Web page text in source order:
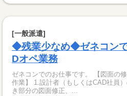
[一般派遣]
◆残業少なめ◆ゼネコン
Dオペ業務
ゼネコンでのお仕事です。 【図面の
作業】 1.設計者（もしくはCAD社員）の下描き図面から作図、朱描
き部分の図面修正、...